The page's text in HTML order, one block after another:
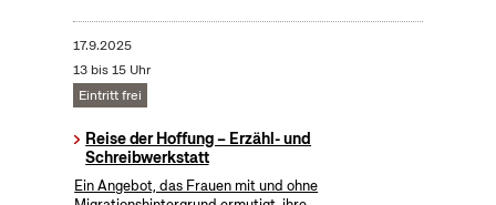
17.9.2025
13 bis 15 Uhr
Eintritt frei
Reise der Hoffung – Erzähl- und
Schreibwerkstatt
Ein Angebot, das Frauen mit und ohne